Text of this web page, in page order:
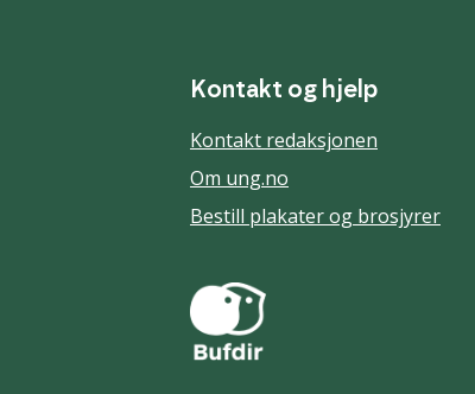
Kontakt og hjelp
Kontakt redaksjonen
Om ung.no
Bestill plakater og brosjyrer